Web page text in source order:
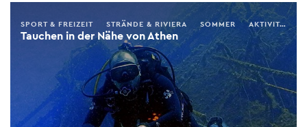
Tauchen in der Nähe von Athen
SPORT & FREIZEIT STRÄNDE & RIVIERA SOMMER AKTIVITÄTEN